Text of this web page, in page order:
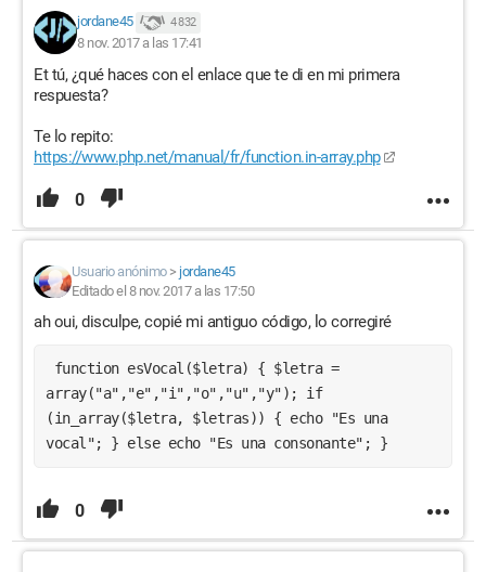
jordane45 4 832
8 nov. 2017 a las 17:41
Et tú, ¿qué haces con el enlace que te di en mi primera
respuesta?
Te lo repito:
https://www.php.net/manual/fr/function.in-array.php
0
Usuario anónimo> jordane45
Editado el 8 nov. 2017 a las 17:50
ah oui, disculpe, copié mi antiguo código, lo corregiré
array("a","e","i","o","u","y"); if
(in_array($letra, $letras)) { echo "Es una
vocal"; } else echo "Es una consonante"; }
0